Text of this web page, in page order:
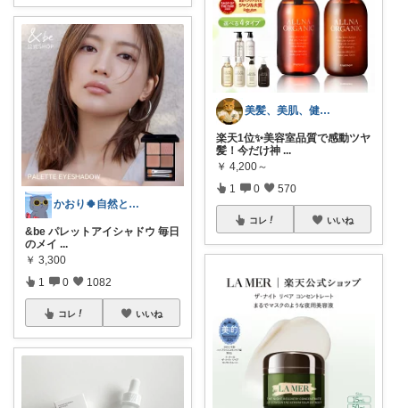
かおり🍀自然とやさしい暮らし🐑🍀
&be パレットアイシャドウ 毎日
のメイ ...
￥ 3,300
1 0 1082
コレ いいね
美髪、美肌、健康商品お勧めROOM
楽天1位✨美容室品質で感動ツヤ
髪！今だけ神 ...
￥ 4,200～
1 0 570
コレ いいね